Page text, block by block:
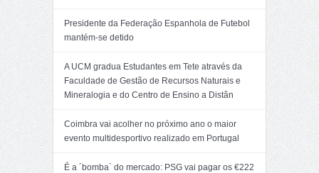
Presidente da Federação Espanhola de Futebol
mantém-se detido
A UCM gradua Estudantes em Tete através da
Faculdade de Gestão de Recursos Naturais e
Mineralogia e do Centro de Ensino a Distân
Coimbra vai acolher no próximo ano o maior
evento multidesportivo realizado em Portugal
É a ´bomba` do mercado: PSG vai pagar os €222